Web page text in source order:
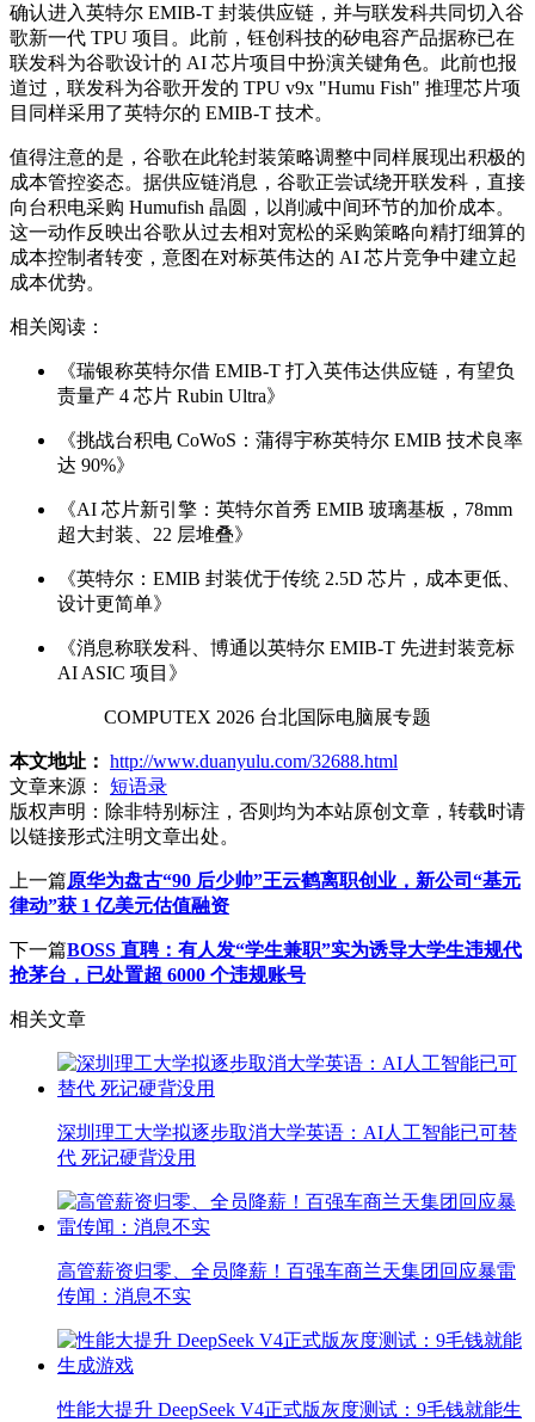
确认进入英特尔 EMIB-T 封装供应链，并与联发科共同切入谷
歌新一代 TPU 项目。此前，钰创科技的矽电容产品据称已在
联发科为谷歌设计的 AI 芯片项目中扮演关键角色。此前也报
道过，联发科为谷歌开发的 TPU v9x "Humu Fish" 推理芯片项
目同样采用了英特尔的 EMIB-T 技术。
值得注意的是，谷歌在此轮封装策略调整中同样展现出积极的
成本管控姿态。据供应链消息，谷歌正尝试绕开联发科，直接
向台积电采购 Humufish 晶圆，以削减中间环节的加价成本。
这一动作反映出谷歌从过去相对宽松的采购策略向精打细算的
成本控制者转变，意图在对标英伟达的 AI 芯片竞争中建立起
成本优势。
相关阅读：
《瑞银称英特尔借 EMIB-T 打入英伟达供应链，有望负
责量产 4 芯片 Rubin Ultra》
《挑战台积电 CoWoS：蒲得宇称英特尔 EMIB 技术良率
达 90%》
《AI 芯片新引擎：英特尔首秀 EMIB 玻璃基板，78mm
超大封装、22 层堆叠》
《英特尔：EMIB 封装优于传统 2.5D 芯片，成本更低、
设计更简单》
《消息称联发科、博通以英特尔 EMIB-T 先进封装竞标
AI ASIC 项目》
COMPUTEX 2026 台北国际电脑展专题
本文地址： http://www.duanyulu.com/32688.html
文章来源：
短语录
版权声明： 除非特别标注，否则均为本站原创文章，转载时请
以链接形式注明文章出处。
上一篇原华为盘古“90 后少帅”王云鹤离职创业，新公司“基元
律动”获 1 亿美元估值融资
下一篇BOSS 直聘：有人发“学生兼职”实为诱导大学生违规代
抢茅台，已处置超 6000 个违规账号
相关文章
深圳理工大学拟逐步取消大学英语：AI人工智能已可替
代 死记硬背没用
高管薪资归零、全员降薪！百强车商兰天集团回应暴雷
传闻：消息不实
性能大提升 DeepSeek V4正式版灰度测试：9毛钱就能生